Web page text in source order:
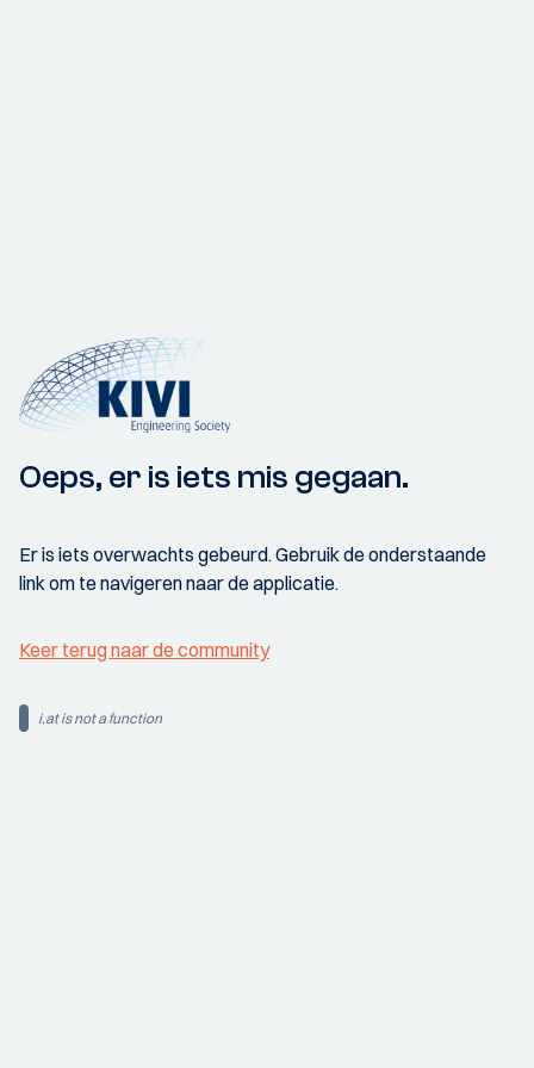
Oeps, er is iets mis gegaan.
Er is iets overwachts gebeurd. Gebruik de onderstaande
link om te navigeren naar de applicatie.
Keer terug naar de community
i.at is not a function